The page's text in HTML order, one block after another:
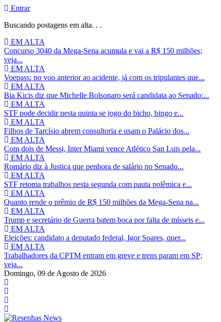
Entrar
Buscando postagens em alta. . .
EM ALTA
Concurso 3040 da Mega-Sena acumula e vai a R$ 150 milhões;
veja...
EM ALTA
Voepass: no voo anterior ao acidente, já com os tripulantes que...
EM ALTA
Bia Kicis diz que Michelle Bolsonaro será candidata ao Senado:...
EM ALTA
STF pode decidir nesta quinta se jogo do bicho, bingo e...
EM ALTA
Filhos de Tarcísio abrem consultoria e usam o Palácio dos...
EM ALTA
Com dois de Messi, Inter Miami vence Atlético San Luis pela...
EM ALTA
Romário diz à Justiça que penhora de salário no Senado...
EM ALTA
STF retoma trabalhos nesta segunda com pauta polêmica e...
EM ALTA
Quanto rende o prêmio de R$ 150 milhões da Mega-Sena na...
EM ALTA
Trump e secretário de Guerra batem boca por falta de mísseis e...
EM ALTA
Eleições: candidato a deputado federal, Igor Soares, quer...
EM ALTA
Trabalhadores da CPTM entram em greve e trens param em SP;
veja...
Domingo, 09 de Agosto de 2026